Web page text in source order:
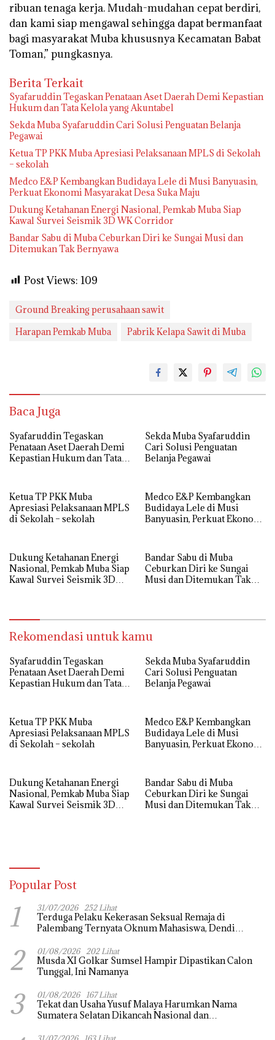
ribuan tenaga kerja. Mudah-mudahan cepat berdiri,
dan kami siap mengawal sehingga dapat bermanfaat
bagi masyarakat Muba khususnya Kecamatan Babat
Toman,” pungkasnya.
Berita Terkait
Syafaruddin Tegaskan Penataan Aset Daerah Demi Kepastian
Hukum dan Tata Kelola yang Akuntabel
Sekda Muba Syafaruddin Cari Solusi Penguatan Belanja
Pegawai
Ketua TP PKK Muba Apresiasi Pelaksanaan MPLS di Sekolah
– sekolah
Medco E&P Kembangkan Budidaya Lele di Musi Banyuasin,
Perkuat Ekonomi Masyarakat Desa Suka Maju
Dukung Ketahanan Energi Nasional, Pemkab Muba Siap
Kawal Survei Seismik 3D WK Corridor
Bandar Sabu di Muba Ceburkan Diri ke Sungai Musi dan
Ditemukan Tak Bernyawa
Post Views: 109
Ground Breaking perusahaan sawit
Harapan Pemkab Muba
Pabrik Kelapa Sawit di Muba
Baca Juga
Syafaruddin Tegaskan
Penataan Aset Daerah Demi
Kepastian Hukum dan Tata
Sekda Muba Syafaruddin
Cari Solusi Penguatan
Belanja Pegawai
Ketua TP PKK Muba
Apresiasi Pelaksanaan MPLS
di Sekolah – sekolah
Medco E&P Kembangkan
Budidaya Lele di Musi
Banyuasin, Perkuat Ekonomi
Dukung Ketahanan Energi
Nasional, Pemkab Muba Siap
Kawal Survei Seismik 3D
Bandar Sabu di Muba
Ceburkan Diri ke Sungai
Musi dan Ditemukan Tak
Rekomendasi untuk kamu
Syafaruddin Tegaskan
Penataan Aset Daerah Demi
Kepastian Hukum dan Tata
Sekda Muba Syafaruddin
Cari Solusi Penguatan
Belanja Pegawai
Ketua TP PKK Muba
Apresiasi Pelaksanaan MPLS
di Sekolah – sekolah
Medco E&P Kembangkan
Budidaya Lele di Musi
Banyuasin, Perkuat Ekonomi
Dukung Ketahanan Energi
Nasional, Pemkab Muba Siap
Kawal Survei Seismik 3D
Bandar Sabu di Muba
Ceburkan Diri ke Sungai
Musi dan Ditemukan Tak
Popular Post
1 31/07/2026 252 Lihat
Terduga Pelaku Kekerasan Seksual Remaja di
Palembang Ternyata Oknum Mahasiswa, Dendi
2 01/08/2026 202 Lihat
Musda XI Golkar Sumsel Hampir Dipastikan Calon
Tunggal, Ini Namanya
3 01/08/2026 167 Lihat
Tekat dan Usaha Yusuf Malaya Harumkan Nama
Sumatera Selatan Dikancah Nasional dan
31/07/2026 163 Lihat